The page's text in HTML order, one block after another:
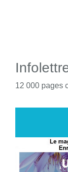
12 000 pages